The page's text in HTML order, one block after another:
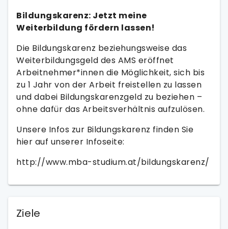
Bildungskarenz: Jetzt meine
Weiterbildung fördern lassen!
Die Bildungskarenz beziehungsweise das
Weiterbildungsgeld des AMS eröffnet
Arbeitnehmer*innen die Möglichkeit, sich bis
zu 1 Jahr von der Arbeit freistellen zu lassen
und dabei Bildungskarenzgeld zu beziehen –
ohne dafür das Arbeitsverhältnis aufzulösen.
Unsere Infos zur Bildungskarenz finden Sie
hier auf unserer Infoseite:
http://www.mba-studium.at/bildungskarenz/
Ziele